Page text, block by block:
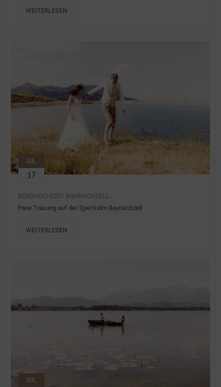
WEITERLESEN
JUL
17
BERGHOCHZEIT BAYRISCHZELL
Freie Trauung auf der Speckalm Bayrischzell
WEITERLESEN
JUL